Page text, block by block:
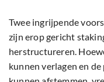
Twee ingrijpende
zijn erop gericht
herstructureren.
kunnen verlagen en